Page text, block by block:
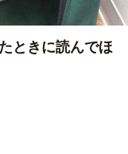
ときに読んでほ